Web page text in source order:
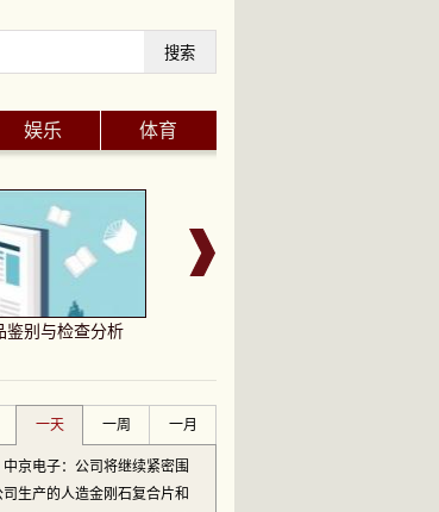
搜索
娱乐 体育
鉴别与检查分析
一天 一周 一月
京电子：公司将继续紧密围
生产的人造金刚石复合片和